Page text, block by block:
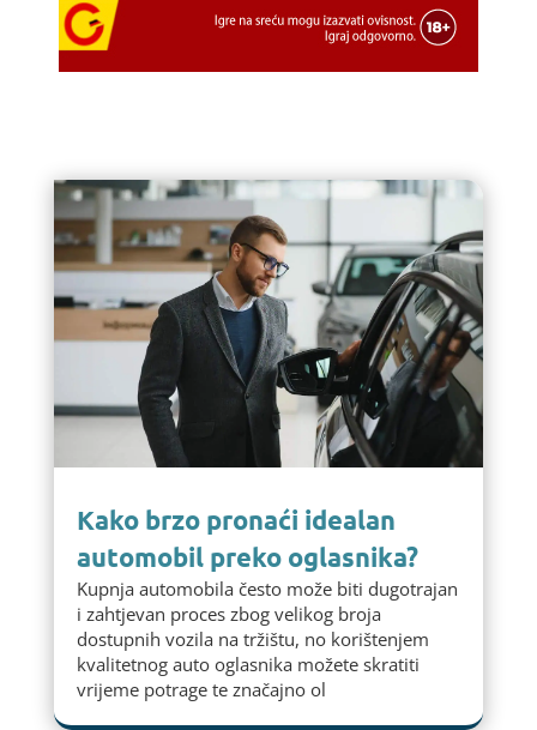
Kako brzo pronaći idealan
automobil preko oglasnika?
Kupnja automobila često može biti dugotrajan
i zahtjevan proces zbog velikog broja
dostupnih vozila na tržištu, no korištenjem
kvalitetnog auto oglasnika možete skratiti
vrijeme potrage te značajno ol